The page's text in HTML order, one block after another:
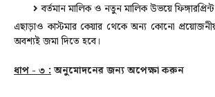
বর্তমান মালিক ও নতুন মালিক উভয়ে
এছাড়াও কাস্টমার কেয়ার থেকে অন্য কোনো
অবশ্যই জমা দিতে হবে।
ধাপ - ৩ :অনুমোদনের জন্য অপেক্ষা করুন